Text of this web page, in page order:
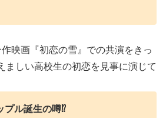
映画『初恋の雪』での共演をきっ
ましい高校生の初恋を見事に演じて
プル誕生の噂⁉